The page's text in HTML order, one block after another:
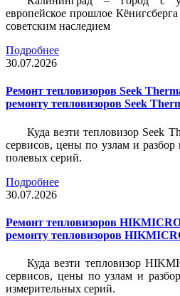
европейское прошлое
советским наследием
Подробнее
30.07.2026
Ремонт тепловизоров Seek
ремонту тепловизоров Seek
Куда везти тепловизор Seek
сервисов, цены по узлам и
полевых серий.
Подробнее
30.07.2026
Ремонт тепловизоров
ремонту тепловизоров
Куда везти тепловизор
сервисов, цены по узлам и
измерительных серий.